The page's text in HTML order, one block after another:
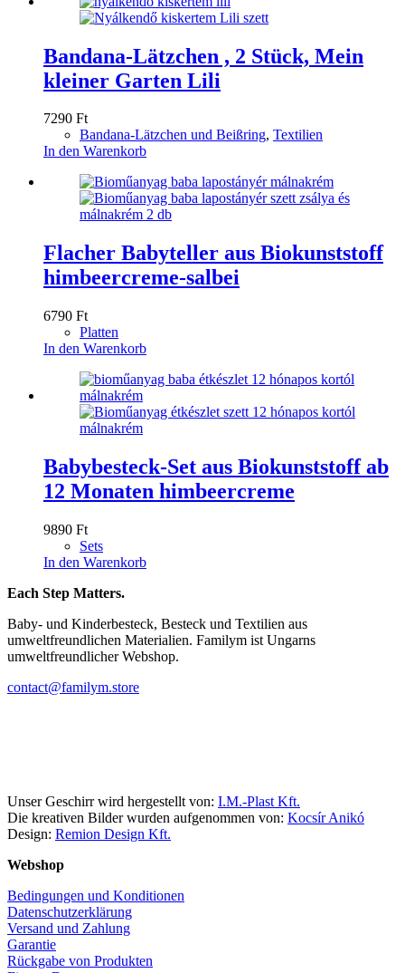
Bandana-Lätzchen , 2 Stück, Mein
kleiner Garten Lili
7290 Ft
Bandana-Lätzchen und Beißring, Textilien
In den Warenkorb
Flacher Babyteller aus Biokunststoff
himbeercreme-salbei
6790 Ft
Platten
In den Warenkorb
Babybesteck-Set aus Biokunststoff ab
12 Monaten himbeercreme
9890 Ft
Sets
In den Warenkorb
Each Step Matters.
Baby- und Kinderbesteck, Besteck und Textilien aus
umweltfreundlichen Materialien. Familym ist Ungarns
umweltfreundlicher Webshop.
contact@familym.store
Unser Geschirr wird hergestellt von: I.M.-Plast Kft.
Die kreativen Bilder wurden aufgenommen von: Kocsír Anikó
Design: Remion Design Kft.
Webshop
Bedingungen und Konditionen
Datenschutzerklärung
Versand und Zahlung
Garantie
Rückgabe von Produkten